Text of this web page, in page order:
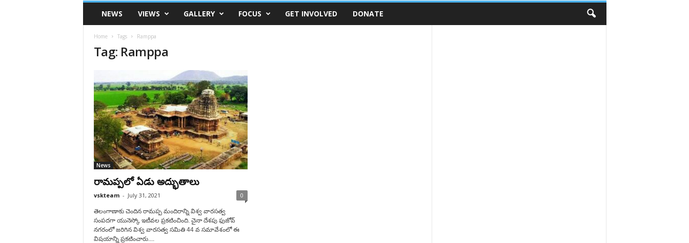
VSK
TelanganaNEWS VIEWS GALLERY FOCUS GET INVOLVED DONATE
Home Tags Ramppa
Tag: Ramppa
News
రామప్పలో ఏడు అద్భుతాలు
vskteam - July 31, 2021 0
తెలంగాణాకు చెందిన రామప్ప మందిరాన్ని విశ్వ వారసత్వ
సంపదగా యునెస్కో ఇటీవల ప్రకటించింది. చైనా దేశపు ఫుజోవ్
నగరంలో జరిగిన విశ్వ వారసత్వ సమితి 44 వ సమావేశంలో ఈ
విషయాన్ని ప్రకటించారు....